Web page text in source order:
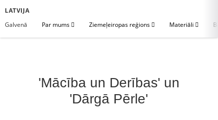
LATVIJA
Galvenā
Par mums Ziemeļeiropas reģions Materiāli
'Mācība un Derības' un
'Dārgā Pērle'